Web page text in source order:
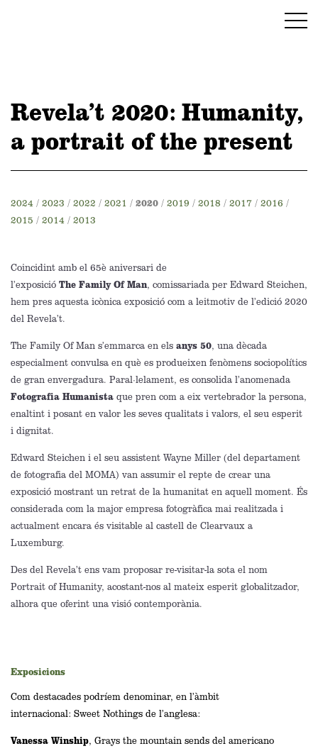
Revela’t 2020: Humanity,
a portrait of the present
2024 / 2023 / 2022 / 2021 / 2020 / 2019 / 2018 / 2017 / 2016 /
2015 / 2014 / 2013
Coincidint amb el 65è aniversari de
l’exposició The Family OfMan, comissariada per Edward Steichen,
hem pres aquesta icònica exposició com a leitmotiv de l’edició 2020
del Revela’t.
The Family OfMan s’emmarca en els anys 50, una dècada
especialment convulsa en què es produeixen fenòmens sociopolítics
de gran envergadura. Paral·lelament, es consolida l’anomenada
Fotografia Humanista que pren com a eix vertebrador la persona,
enaltint i posant en valor les seves qualitats i valors, el seu esperit
i dignitat.
Edward Steichen i el seu assistent Wayne Miller (del departament
de fotografia del MOMA) van assumir el repte de crear una
exposició mostrant un retrat de la humanitat en aquell moment. És
considerada com la major empresa fotogràfica mai realitzada i
actualment encara és visitable al castell de Clearvaux a
Luxemburg.
Des del Revela’t ens vam proposar re-visitar-la sota el nom
Portrait of Humanity, acostant-nos al mateix esperit globalitzador,
alhora que oferint una visió contemporània.
Exposicions
Com destacades podríem denominar, en l’àmbit
internacional: Sweet Nothings de l’anglesa:
Vanessa Winship, Grays the mountain sends del americano